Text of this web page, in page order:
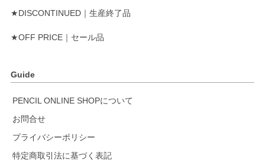
★DISCONTINUED｜生産終了品
★OFF PRICE｜セール品
Guide
PENCIL ONLINE SHOPについて
お問合せ
プライバシーポリシー
特定商取引法に基づく表記